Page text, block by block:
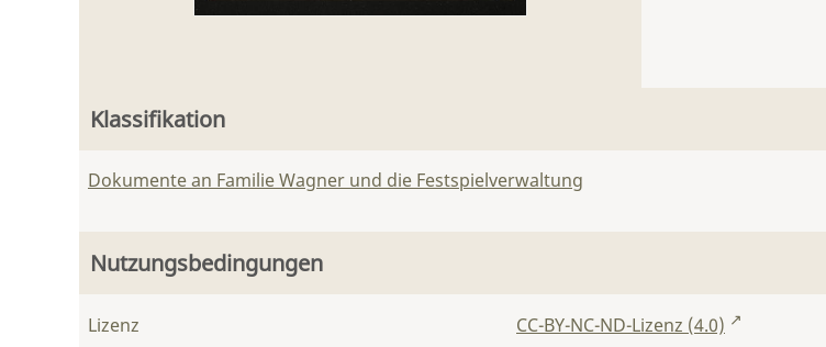
Klassifikation
Dokumente an Familie Wagner und die Festspielverwaltung
Nutzungsbedingungen
Lizenz
CC-BY-NC-ND-Lizenz (4.0)